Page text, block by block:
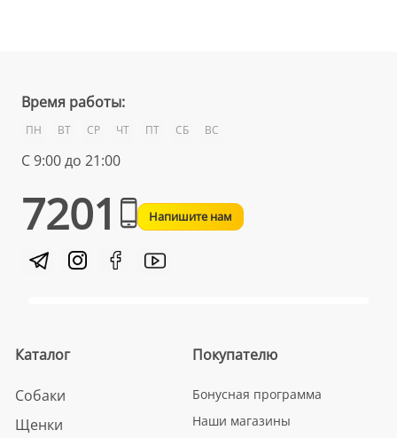
Время работы:
ПН ВТ СР ЧТ ПТ СБ ВС
С 9:00 до 21:00
7201 Напишите нам
Каталог
Собаки
Щенки
Покупателю
Бонусная программа
Наши магазины